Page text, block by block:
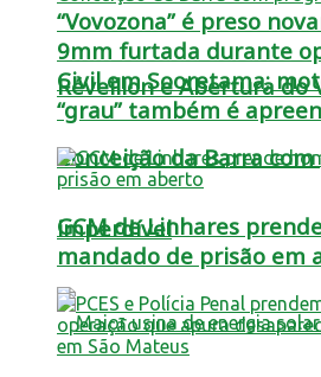
Réveillon e Abertura do
Conceição da Barra
imperdível
“Vovozona” é preso
9mm furtada durante
Civil em Sooretama;
“grau” também é
GCM de Linhares
mandado de prisão em